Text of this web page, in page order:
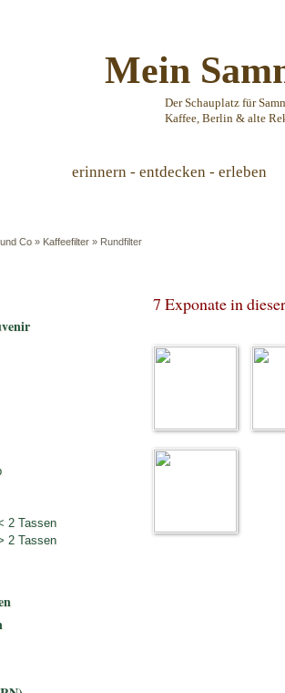
Mein
Der Schauplatz für
Kaffee, Berlin & alte
erinnern - entdecken - erleben
Co » Kaffeefilter » Rundfilter
7 Exponate in
2 Tassen
2 Tassen